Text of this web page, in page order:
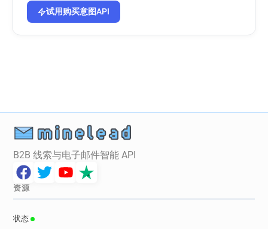
试用购买意图API
B2B 线索与电子邮件智能 API
资源
状态